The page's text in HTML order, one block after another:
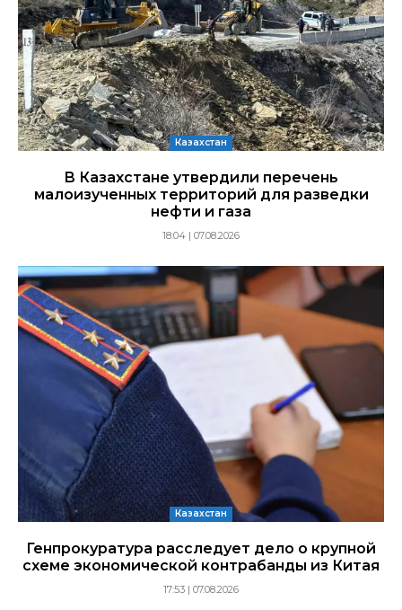
Казахстан
В Казахстане утвердили перечень
малоизученных территорий для разведки
нефти и газа
18:04 | 07.08.2026
Казахстан
Генпрокуратура расследует дело о крупной
схеме экономической контрабанды из Китая
17:53 | 07.08.2026